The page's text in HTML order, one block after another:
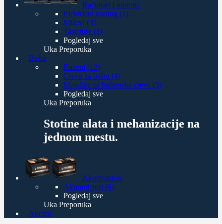
Računari i oprema
Elektricni karting (1)
Miševi (3)
Tastature (1)
Pogledaj sve
Uka Preporuka
Bašta
Bazeni (12)
Creva za baštu (4)
Motalice za baštenska creva (3)
Pogledaj sve
Uka Preporuka
Stotine alata i mehanizacije na
jednom mestu.
Akumulatori
Akumulatori (6)
Pogledaj sve
Uka Preporuka
Akcija!